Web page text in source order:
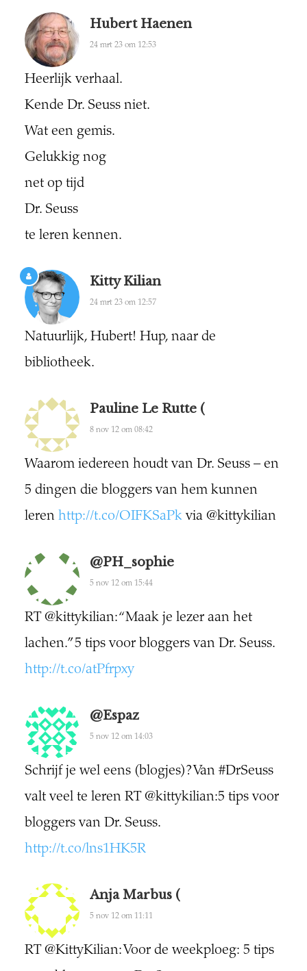
Hubert Haenen
24 mrt 23 om 12:53
Heerlijk verhaal.
Kende Dr. Seuss niet.
Wat een gemis.
Gelukkig nog
net op tijd
Dr. Seuss
te leren kennen.
Kitty Kilian
24 mrt 23 om 12:57
Natuurlijk, Hubert! Hup, naar de
bibliotheek.
Pauline Le Rutte (
8 nov 12 om 08:42
Waarom iedereen houdt van Dr. Seuss – en
5 dingen die bloggers van hem kunnen
leren http://t.co/OIFKSaPkvia @kittykilian
@PH_sophie
5 nov 12 om 15:44
RT @kittykilian: “Maak je lezer aan het
lachen.” 5 tips voor bloggers van Dr. Seuss.
http://t.co/atPfrpxy
@Espaz
5 nov 12 om 14:03
Schrijf je wel eens (blogjes)? Van #DrSeuss
valt veel te leren RT @kittykilian:5 tips voor
bloggers van Dr. Seuss.
http://t.co/lns1HK5R
Anja Marbus (
5 nov 12 om 11:11
RT @KittyKilian: Voor de weekploeg: 5 tips